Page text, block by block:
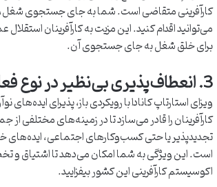
کارآفرینی متقاضی است. شما به جای جستجوی شغل، با
می‌توانید اقدام کنید. این مزیت به کارآفرینان
برای خلق شغل به جای جستجوی آن.
3. انعطاف‌پذیری بی‌نظیر در نوع فعالیت‌های تجاری و ایده‌های استارتاپی
ویزای استارتاپ کانادا با رویکردی باز، پذیرای
کارآفرینان را قادر می‌سازد تا در زمینه‌های
تجدیدپذیر یا حتی کسب‌وکارهای اجتماعی، ایده‌های
است. این ویژگی به شما امکان می‌دهد تا اشتیاق و
اکوسیستم کارآفرینی این کشور بیفزایید.